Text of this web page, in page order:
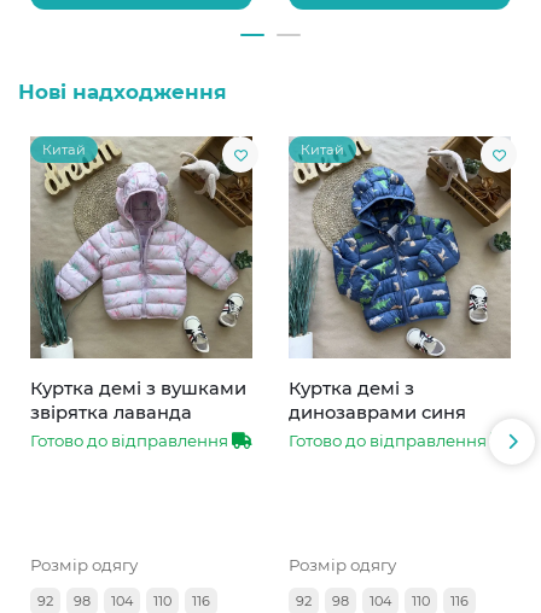
Нові надходження
Китай
Куртка демі з вушками
звірятка лаванда
Готово до відправлення
Розмір одягу
92 98 104 110 116
Китай
Куртка демі з
динозаврами синя
Готово до відправлення
Розмір одягу
92 98 104 110 116